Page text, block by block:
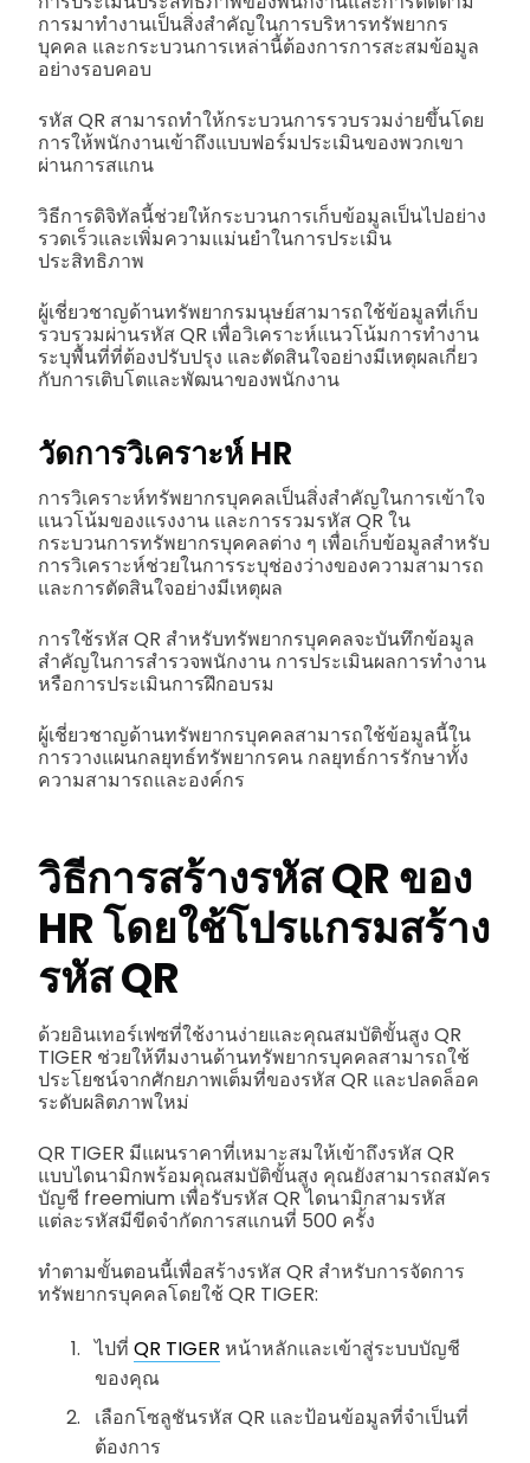
การมาทำงานเป็นสิ่งสำคัญในการบริหารทรัพยากร
บุคคล และกระบวนการเหล่านี้ต้องการการสะสมข้อมูล
อย่างรอบคอบ
รหัส QR สามารถทำให้กระบวนการรวบรวมง่ายขึ้นโดย
การให้พนักงานเข้าถึงแบบฟอร์มประเมินของพวกเขา
ผ่านการสแกน
วิธีการดิจิทัลนี้ช่วยให้กระบวนการเก็บข้อมูลเป็นไปอย่าง
รวดเร็วและเพิ่มความแม่นยำในการประเมิน
ประสิทธิภาพ
ผู้เชี่ยวชาญด้านทรัพยากรมนุษย์สามารถใช้ข้อมูลที่เก็บ
รวบรวมผ่านรหัส QR เพื่อวิเคราะห์แนวโน้มการทำงาน
ระบุพื้นที่ที่ต้องปรับปรุง และตัดสินใจอย่างมีเหตุผลเกี่ยว
กับการเติบโตและพัฒนาของพนักงาน
วัดการวิเคราะห์ HR
การวิเคราะห์ทรัพยากรบุคคลเป็นสิ่งสำคัญในการเข้าใจ
แนวโน้มของแรงงาน และการรวมรหัส QR ใน
กระบวนการทรัพยากรบุคคลต่าง ๆ เพื่อเก็บข้อมูลสำหรับ
การวิเคราะห์ช่วยในการระบุช่องว่างของความสามารถ
และการตัดสินใจอย่างมีเหตุผล
การใช้รหัส QR สำหรับทรัพยากรบุคคลจะบันทึกข้อมูล
สำคัญในการสำรวจพนักงาน การประเมินผลการทำงาน
หรือการประเมินการฝึกอบรม
ผู้เชี่ยวชาญด้านทรัพยากรบุคคลสามารถใช้ข้อมูลนี้ใน
การวางแผนกลยุทธ์ทรัพยากรคน กลยุทธ์การรักษาทั้ง
ความสามารถและองค์กร
วิธีการสร้างรหัส QR ของ
HR โดยใช้โปรแกรมสร้าง
รหัส QR
ด้วยอินเทอร์เฟซที่ใช้งานง่ายและคุณสมบัติขั้นสูง QR
TIGER ช่วยให้ทีมงานด้านทรัพยากรบุคคลสามารถใช้
ประโยชน์จากศักยภาพเต็มที่ของรหัส QR และปลดล็อค
ระดับผลิตภาพใหม่
QR TIGER มีแผนราคาที่เหมาะสมให้เข้าถึงรหัส QR
แบบไดนามิกพร้อมคุณสมบัติขั้นสูง คุณยังสามารถสมัคร
บัญชี freemium เพื่อรับรหัส QR ไดนามิกสามรหัส
แต่ละรหัสมีขีดจำกัดการสแกนที่ 500 ครั้ง
ทำตามขั้นตอนนี้เพื่อสร้างรหัส QR สำหรับการจัดการ
ทรัพยากรบุคคลโดยใช้ QR TIGER:
ไปที่ QR TIGER หน้าหลักและเข้าสู่ระบบบัญชี
ของคุณ
เลือกโซลูชันรหัส QR และป้อนข้อมูลที่จำเป็นที่
ต้องการ